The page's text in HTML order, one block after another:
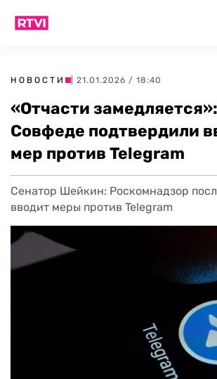
НОВОСТИ | 21.01.2026 / 18:40
«Отчасти
Совфеде подтвердили
мер против Telegram
Сенатор Шейкин: Роскомнадзор
вводит меры против Telegram